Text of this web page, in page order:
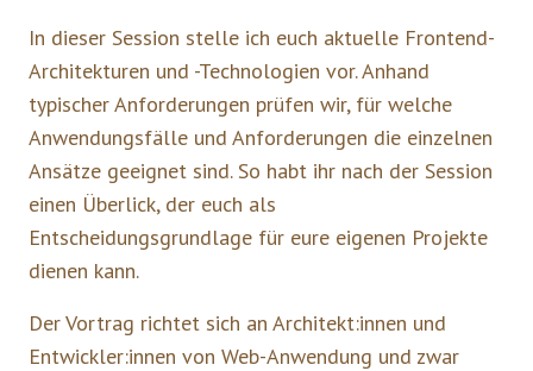
In dieser Session stelle ich euch aktuelle Frontend-
Architekturen und -Technologien vor. Anhand
typischer Anforderungen prüfen wir, für welche
Anwendungsfälle und Anforderungen die einzelnen
Ansätze geeignet sind. So habt ihr nach der Session
einen Überlick, der euch als
Entscheidungsgrundlage für eure eigenen Projekte
dienen kann.
Der Vortrag richtet sich an Architekt:innen und
Entwickler:innen von Web-Anwendung und zwar